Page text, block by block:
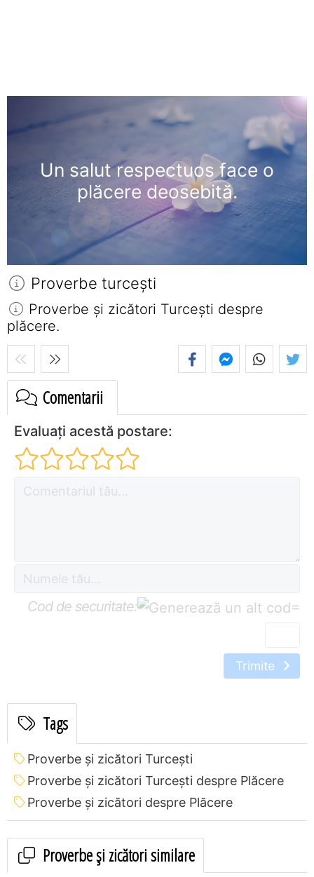
Un salut respectuos face o
plăcere deosebită.
Proverbe turceşti
Proverbe și zicători Turceşti despre
plăcere.
Comentarii
Evaluați acestă postare:
Cod de securitate: =
Trimite
Tags
Proverbe și zicători Turceşti
Proverbe și zicători Turceşti despre Plăcere
Proverbe și zicători despre Plăcere
Proverbe și zicători similare